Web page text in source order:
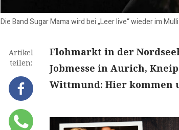
Die Band Sugar Mama wird bei „Leer live“ wieder im
Artikel
teilen:
Flohmarkt in der
Jobmesse in Aurich,
Wittmund: Hier kommen